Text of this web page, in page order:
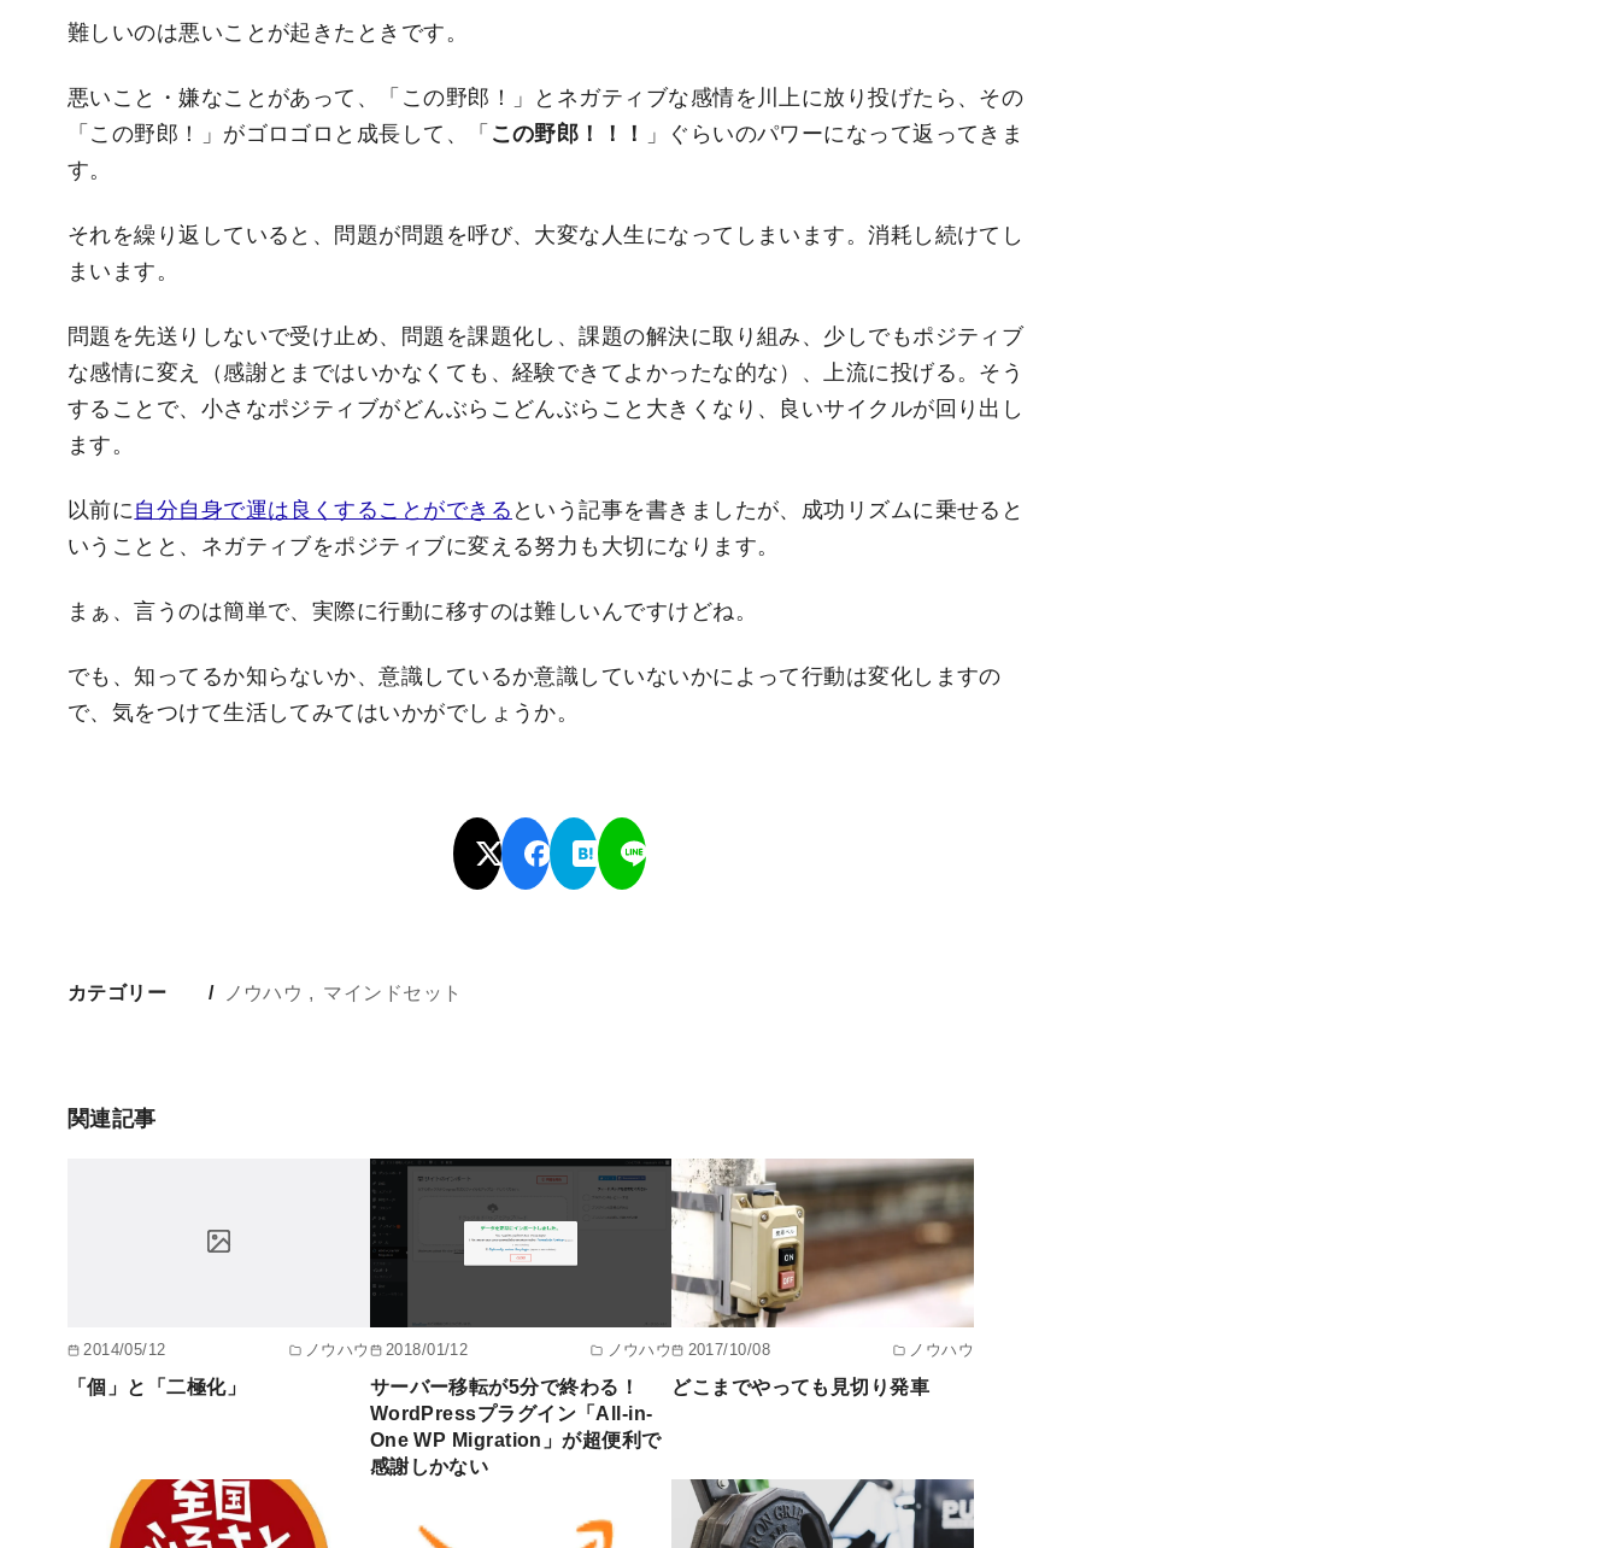
難しいのは悪いことが起きたときです。
悪いこと・嫌なことがあって、「この野郎！」とネガティブな感情を川上に放り投げたら、その
「この野郎！」がゴロゴロと成長して、「 この野郎！！！
」ぐらいのパワーになって返ってきま
す。
それを繰り返していると、問題が問題を呼び、大変な人生になってしまいます。消耗し続けてし
まいます。
問題を先送りしないで受け止め、問題を課題化し、課題の解決に取り組み、少しでもポジティブ
な感情に変え（感謝とまではいかなくても、経験できてよかったな的な）、上流に投げる。そう
することで、小さなポジティブがどんぶらこどんぶらこと大きくなり、良いサイクルが回り出し
ます。
以前に 自分自身で運は良くすることができる という記事を書きましたが、成功リズムに乗せると
いうことと、ネガティブをポジティブに変える努力も大切になります。
まぁ、言うのは簡単で、実際に行動に移すのは難しいんですけどね。
でも、知ってるか知らないか、意識しているか意識していないかによって行動は変化しますの
で、気をつけて生活してみてはいかがでしょうか。
カテゴリー ノウハウ マインドセット
関連記事
2014/05/12 ノウハウ
「個」と「二極化」
2018/01/12 ノウハウ
サーバー移転が5分で終わる！
WordPressプラグイン「All-in-
One WP Migration」が超便利で
感謝しかない
2017/10/08 ノウハウ
どこまでやっても見切り発車